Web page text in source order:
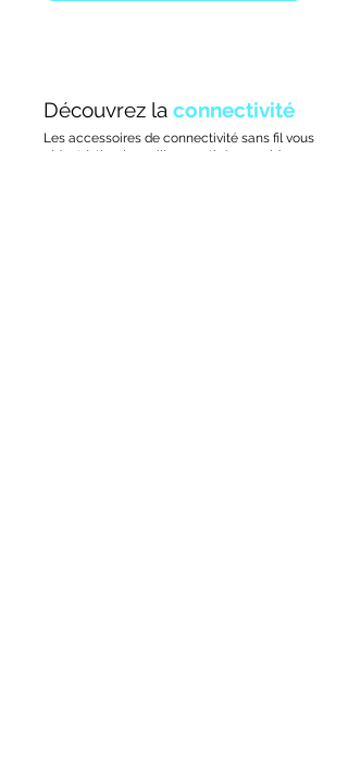
Découvrez la connectivité
Les accessoires de connectivité sans fil vous
aident à tirer le meilleur parti de vos aides